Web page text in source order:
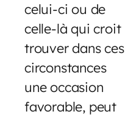
celui-ci ou de
celle-là qui croit
trouver dans ces
circonstances
une occasion
favorable, peut